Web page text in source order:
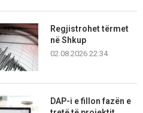
Regjistrohet tërmet
në Shkup
02.08.2026 22:34
DAP-i e fillon fazën e